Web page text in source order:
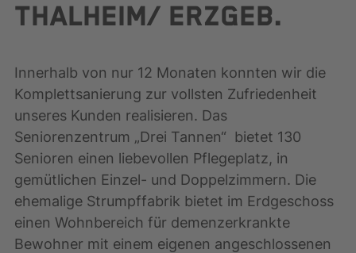
THALHEIM/ ERZGEB.
Innerhalb von nur 12 Monaten konnten wir die
Komplettsanierung zur vollsten Zufriedenheit
unseres Kunden realisieren. Das
Seniorenzentrum „Drei Tannen“ bietet 130
Senioren einen liebevollen Pflegeplatz, in
gemütlichen Einzel- und Doppelzimmern. Die
ehemalige Strumpffabrik bietet im Erdgeschoss
einen Wohnbereich für demenzerkrankte
Bewohner mit einem eigenen angeschlossenen